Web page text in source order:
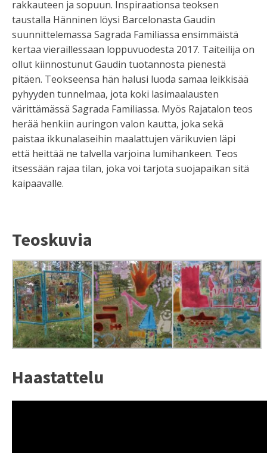
rakkauteen ja sopuun. Inspiraationsa teoksen
taustalla Hänninen löysi Barcelonasta Gaudin
suunnittelemassa Sagrada Familiassa ensimmäistä
kertaa vieraillessaan loppuvuodesta 2017. Taiteilija on
ollut kiinnostunut Gaudin tuotannosta pienestä
pitäen. Teokseensa hän halusi luoda samaa leikkisää
pyhyyden tunnelmaa, jota koki lasimaalausten
värittämässä Sagrada Familiassa. Myös Rajatalon teos
herää henkiin auringon valon kautta, joka sekä
paistaa ikkunalaseihin maalattujen värikuvien läpi
että heittää ne talvella varjoina lumihankeen. Teos
itsessään rajaa tilan, joka voi tarjota suojapaikan sitä
kaipaavalle.
Teoskuvia
Haastattelu